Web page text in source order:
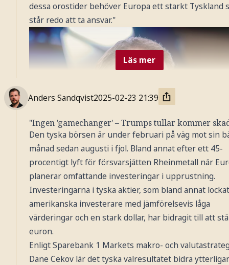
dessa orostider behöver Europa ett starkt Tyskland
står redo att ta ansvar."
Christian Sewing, vd, Deutsche Bank
Läs mer
Anders Sandqvist2025-02-23 21:39
"Ingen 'gamechanger' – Trumps tullar kommer
Den tyska börsen är under februari på väg mot sin
månad sedan augusti i fjol. Bland annat efter ett 45-
procentigt lyft för försvarsjätten Rheinmetall när
planerar omfattande investeringar i upprustning.
Investeringarna i tyska aktier, som bland annat lockat
amerikanska investerare med jämförelsevis låga
värderingar och en stark dollar, har bidragit till att
euron.
Enligt Sparebank 1 Markets makro- och
Dane Cekov lär det tyska valresultatet bidra